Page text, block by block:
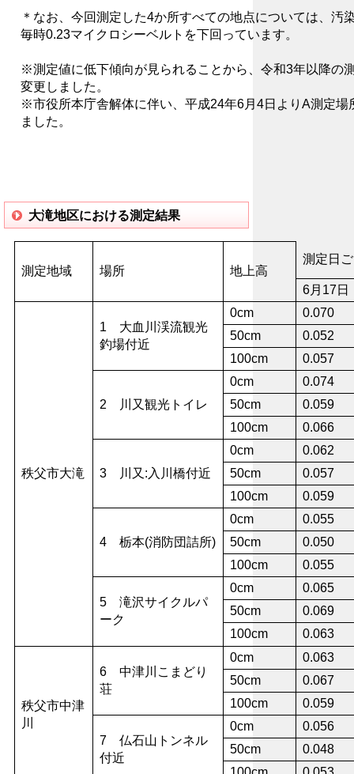
＊なお、今回測定した4か所すべての地点については、汚
毎時0.23マイクロシーベルトを下回っています。
※測定値に低下傾向が見られることから、令和3年以降の
変更しました。
※市役所本庁舎解体に伴い、平成24年6月4日よりA測定
ました。
大滝地区における測定結果
測定地域 場所 地上高
測定日
6月17日
秩父市大滝
1 大血川渓流観光
釣場付近
0cm
0.070
50cm
0.052
100cm
0.057
2 川又観光トイレ
0cm
0.074
50cm
0.059
100cm
0.066
3 川又:入川橋付近
0cm
0.062
50cm
0.057
100cm
0.059
4 栃本(消防団詰所)
0cm
0.055
50cm
0.050
100cm
0.055
5 滝沢サイクルパ
ーク
0cm
0.065
50cm
0.069
100cm
0.063
秩父市中津
川
6 中津川こまどり
荘
0cm
0.063
50cm
0.067
100cm
0.059
7 仏石山トンネル
付近
0cm
0.056
50cm
0.048